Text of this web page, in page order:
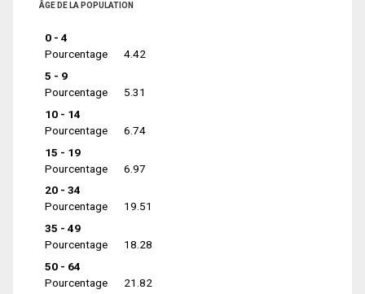
ÂGE DE LA POPULATION
0 - 4
Pourcentage
4.42
5 - 9
Pourcentage
5.31
10 - 14
Pourcentage
6.74
15 - 19
Pourcentage
6.97
20 - 34
Pourcentage
19.51
35 - 49
Pourcentage
18.28
50 - 64
Pourcentage
21.82